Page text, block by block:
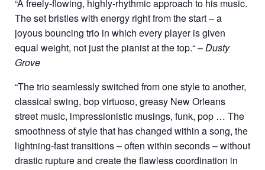
“A freely-flowing, highly-rhythmic approach to his music.
The set bristles with energy right from the start – a
joyous bouncing trio in which every player is given
equal weight, not just the pianist at the top.“ –Dusty
Grove
“The trio seamlessly switched from one style to another,
classical swing, bop virtuoso, greasy New Orleans
street music, impressionistic musings, funk, pop … The
smoothness of style that has changed within a song, the
lightning-fast transitions – often within seconds – without
drastic rupture and create the flawless coordination in